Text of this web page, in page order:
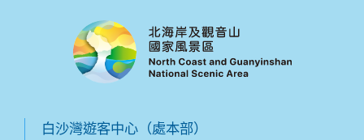
白沙灣遊客中心（處本部）